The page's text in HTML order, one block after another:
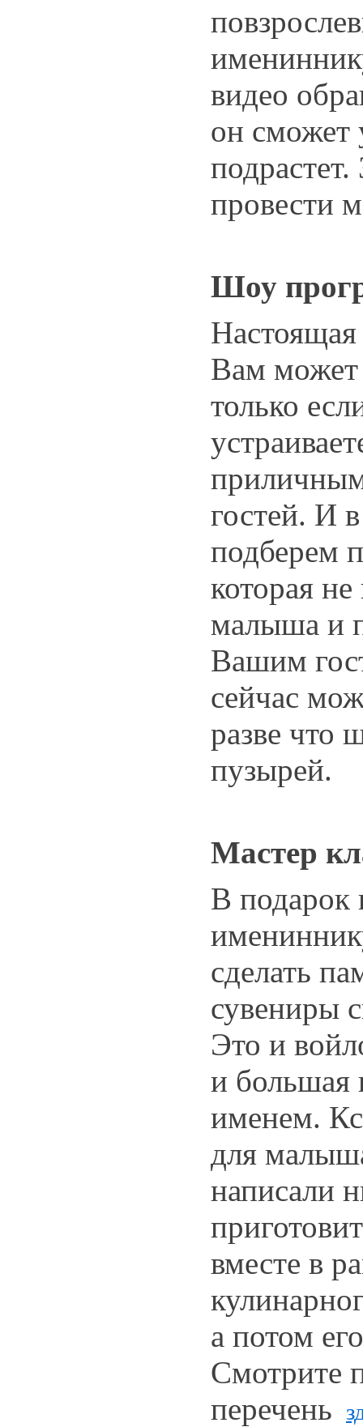
видео
он сможет
провести
Шоу
Вам может
только
гостей. И
подберем
которая не
малыша и
Вашим
сейчас
разве что
пузырей.
Мастер
В
сделать
сувениры
Это и
и большая
именем.
для
написали
вместе в
а потом
Смотрите
перечень